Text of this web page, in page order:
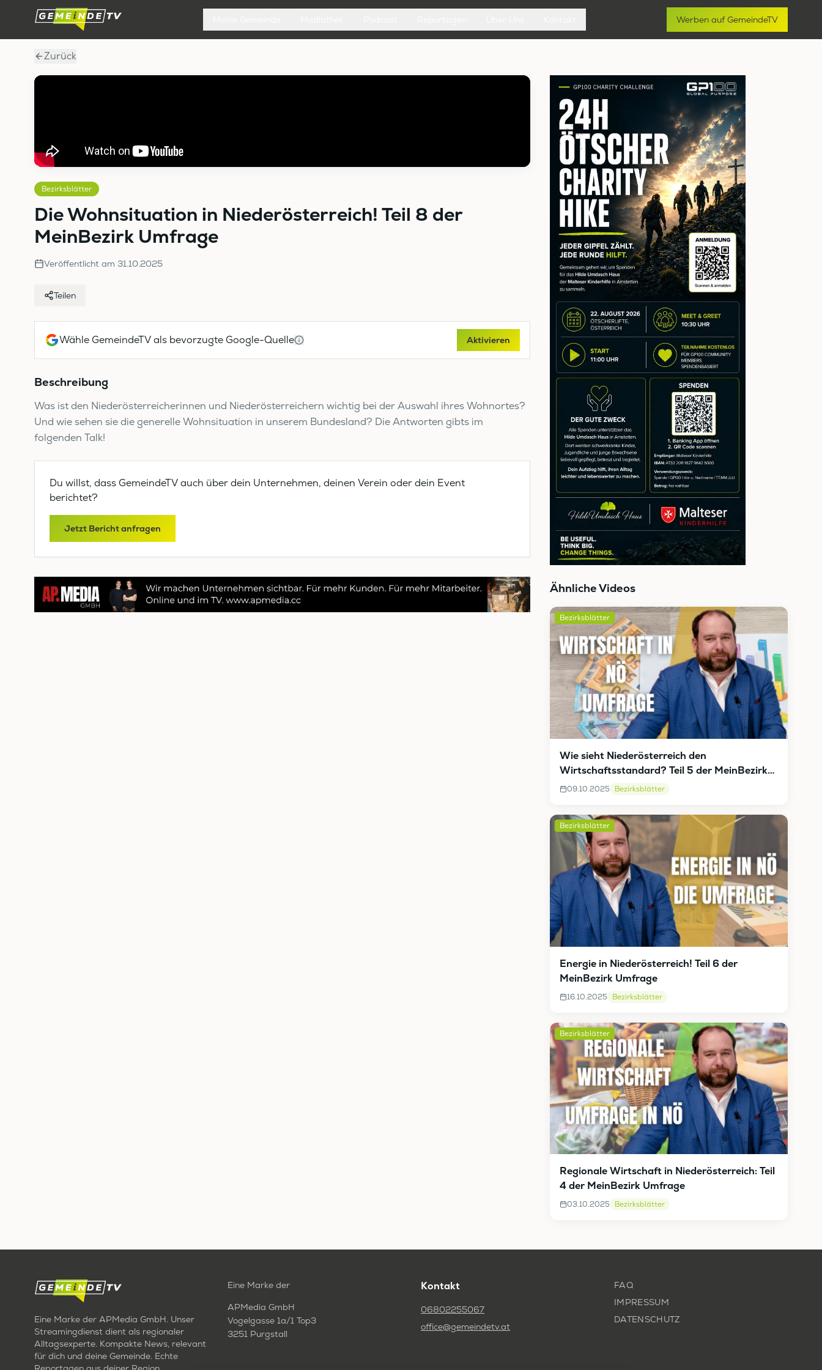
Werben auf GemeindeTV
Zurück
Bezirksblätter
Die Wohnsituation in Niederösterreich! Teil 8 der
MeinBezirk Umfrage
Veröffentlicht am 31.10.2025
Teilen
Wähle GemeindeTV als bevorzugte Google-Quelle Aktivieren
Beschreibung
Was ist den Niederösterreicherinnen und Niederösterreichern wichtig bei der Auswahl ihres Wohnortes?
Und wie sehen sie die generelle Wohnsituation in unserem Bundesland? Die Antworten gibts im
folgenden Talk!
Du willst, dass GemeindeTV auch über dein Unternehmen, deinen Verein oder dein Event
berichtet?
Jetzt Bericht anfragen
Ähnliche Videos
Bezirksblätter
Wie sieht Niederösterreich den
Wirtschaftsstandard? Teil 5 der MeinBezirk
Umfrage
09.10.2025 Bezirksblätter
Bezirksblätter
Energie in Niederösterreich! Teil 6 der
MeinBezirk Umfrage
16.10.2025 Bezirksblätter
Bezirksblätter
Regionale Wirtschaft in Niederösterreich: Teil
4 der MeinBezirk Umfrage
03.10.2025 Bezirksblätter
Eine Marke der APMedia GmbH. Unser
Streamingdienst dient als regionaler
Alltagsexperte. Kompakte News, relevant
für dich und deine Gemeinde. Echte
Eine Marke der
APMedia GmbH
Vogelgasse 1a/1 Top3
3251 Purgstall
Kontakt
06802255067
office@gemeindetv.at
FAQ
IMPRESSUM
DATENSCHUTZ